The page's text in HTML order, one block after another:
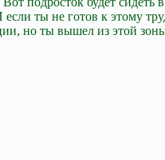
ты не готов к этому
но ты вышел из этой